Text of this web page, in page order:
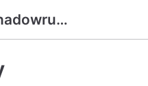
Český překlad Shadowrun 6e SRD